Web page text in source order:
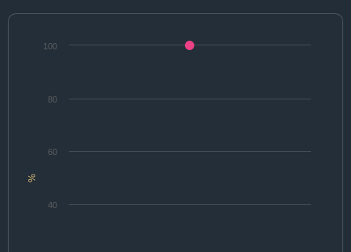
%
40
60
80
100